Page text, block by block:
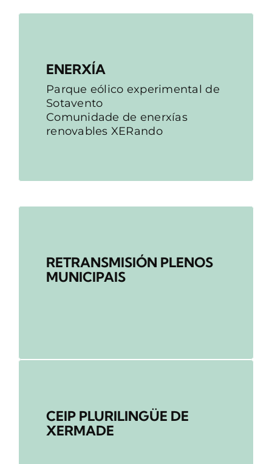
ENERXÍA
Parque eólico experimental de
Sotavento
Comunidade de enerxías
renovables XERando
RETRANSMISIÓN PLENOS
MUNICIPAIS
CEIP PLURILINGÜE DE
XERMADE